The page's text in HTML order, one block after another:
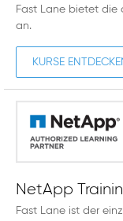
Fast Lane bietet die
an.
KURSE
NetApp
Fast Lane ist der